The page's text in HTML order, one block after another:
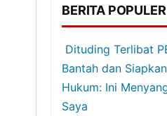
BERITA POPULER
Dituding Terlibat
Bantah dan
Hukum: Ini
Saya